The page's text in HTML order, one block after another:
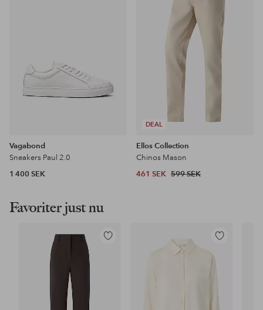
Vagabond
Sneakers Paul 2.0
1 400 SEK
DEAL
Ellos Collection
Chinos Mason
461 SEK 599 SEK
Favoriter just nu
Lägg
Lägg
i